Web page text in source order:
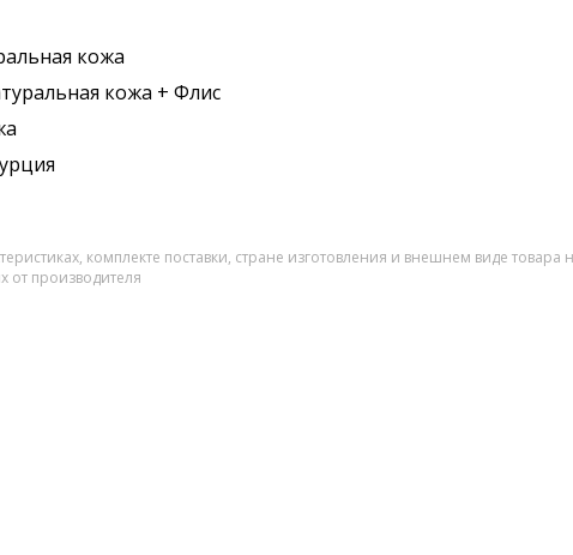
кожа
кожа + Флис
комплекте поставки, стране изготовления и внешнем виде товара
от производителя